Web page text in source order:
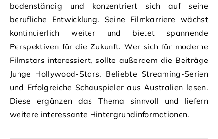
bodenständig und konzentriert sich auf seine
berufliche Entwicklung. Seine Filmkarriere wächst
kontinuierlich weiter und bietet spannende
Perspektiven für die Zukunft. Wer sich für moderne
Filmstars interessiert, sollte außerdem die Beiträge
Junge Hollywood-Stars, Beliebte Streaming-Serien
und Erfolgreiche Schauspieler aus Australien lesen.
Diese ergänzen das Thema sinnvoll und liefern
weitere interessante Hintergrundinformationen.